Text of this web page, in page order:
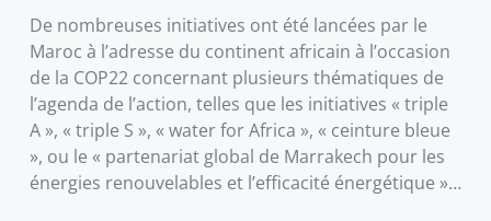
De nombreuses initiatives ont été lancées par le
Maroc à l’adresse du continent africain à l’occasion
de la COP22 concernant plusieurs thématiques de
l’agenda de l’action, telles que les initiatives « triple
A », « triple S », « water for Africa », « ceinture bleue
», ou le « partenariat global de Marrakech pour les
énergies renouvelables et l’efficacité énergétique »…